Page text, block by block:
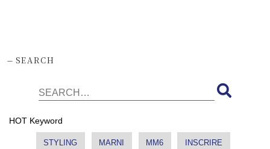
-SEARCH
HOT Keyword
STYLING MARNI MM6 INSCRIRE